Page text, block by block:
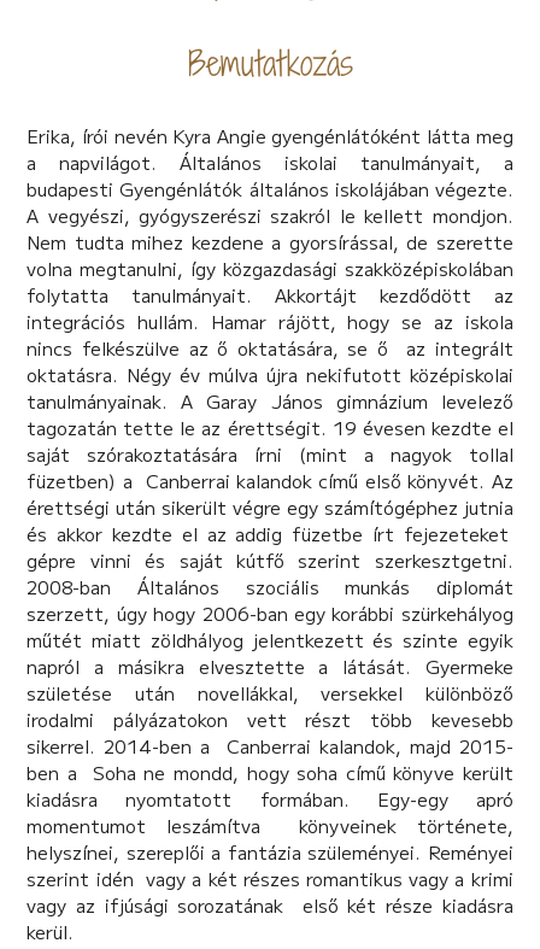
Bemutatkozás
Erika, írói nevén Kyra Angie gyengénlátóként látta meg
a napvilágot. Általános iskolai tanulmányait, a
budapesti Gyengénlátók általános iskolájában végezte.
A vegyészi, gyógyszerészi szakról le kellett mondjon.
Nem tudta mihez kezdene a gyorsírással, de szerette
volna megtanulni, így közgazdasági szakközépiskolában
folytatta tanulmányait. Akkortájt kezdődött az
integrációs hullám. Hamar rájött, hogy se az iskola
nincs felkészülve az ő oktatására, se ő az integrált
oktatásra. Négy év múlva újra nekifutott középiskolai
tanulmányainak. A Garay János gimnázium levelező
tagozatán tette le az érettségit. 19 évesen kezdte el
saját szórakoztatására írni (mint a nagyok tollal
füzetben) a Canberrai kalandok című első könyvét. Az
érettségi után sikerült végre egy számítógéphez jutnia
és akkor kezdte el az addig füzetbe írt fejezeteket
gépre vinni és saját kútfő szerint szerkesztgetni.
2008-ban Általános szociális munkás diplomát
szerzett, úgy hogy 2006-ban egy korábbi szürkehályog
műtét miatt zöldhályog jelentkezett és szinte egyik
napról a másikra elvesztette a látását. Gyermeke
születése után novellákkal, versekkel különböző
irodalmi pályázatokon vett részt több kevesebb
sikerrel. 2014-ben a Canberrai kalandok, majd 2015-
ben a Soha ne mondd, hogy soha című könyve került
kiadásra nyomtatott formában. Egy-egy apró
momentumot leszámítva könyveinek története,
helyszínei, szereplői a fantázia szüleményei. Reményei
szerint idén vagy a két részes romantikus vagy a krimi
vagy az ifjúsági sorozatának első két része kiadásra
kerül.